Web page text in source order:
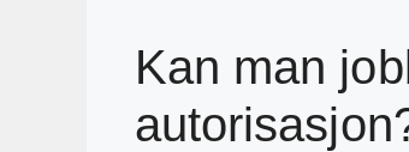
Kan man